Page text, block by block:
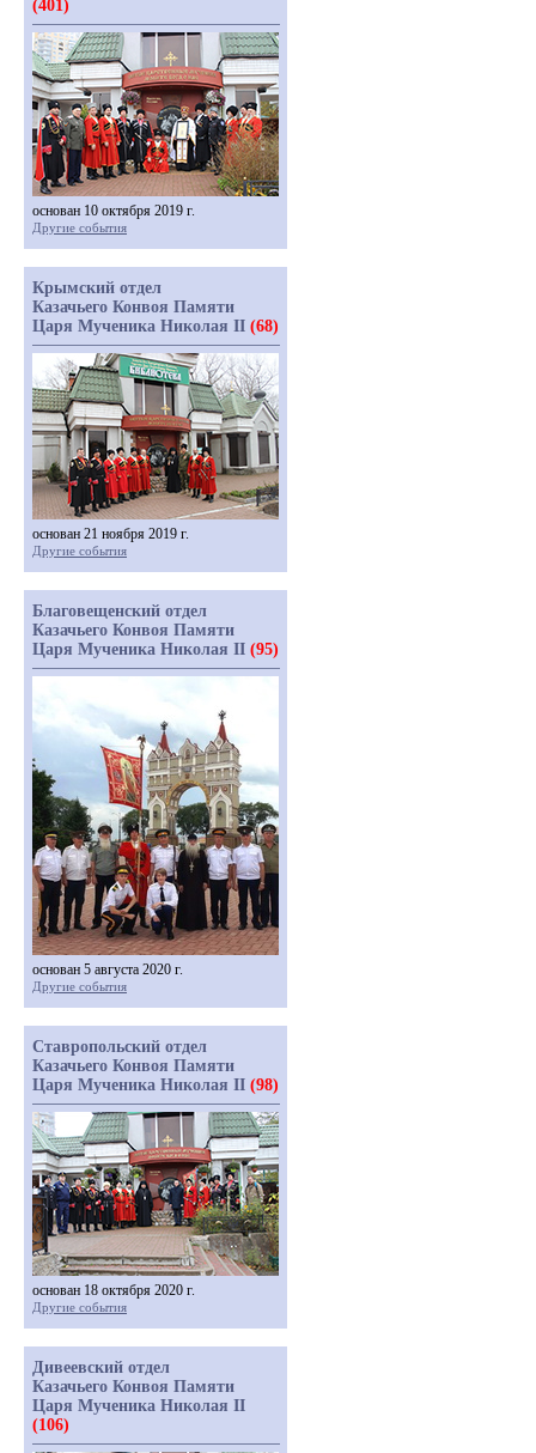
(401)
основан 10 октября 2019 г.
Другие события
Крымский отдел
Казачьего Конвоя Памяти
Царя Мученика Николая II (68)
основан 21 ноября 2019 г.
Другие события
Благовещенский отдел
Казачьего Конвоя Памяти
Царя Мученика Николая II (95)
основан 5 августа 2020 г.
Другие события
Ставропольский отдел
Казачьего Конвоя Памяти
Царя Мученика Николая II (98)
основан 18 октября 2020 г.
Другие события
Дивеевский отдел
Казачьего Конвоя Памяти
Царя Мученика Николая II
(106)